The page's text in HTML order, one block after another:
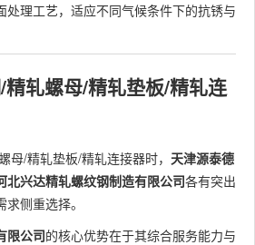
处理工艺，适应不同气候条件下的抗锈与
轧螺母/精轧垫板/精轧连
母/精轧垫板/精轧连接器时， 天津源泰德
北兴达精轧螺纹钢制造有限公司各有突出
侧重选择。
限公司的核心优势在于其综合服务能力与